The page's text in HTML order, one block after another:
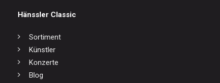
Hänssler Classic
Sortiment
Künstler
Konzerte
Blog